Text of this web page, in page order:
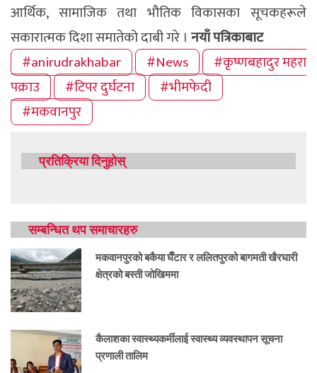
आर्थिक, सामाजिक तथा भौतिक विकासका सूचकहरूले
सकारात्मक दिशा समातेको दाबी गरे । नयाँ पत्रिकाबाट
#anirudrakhabar
#News
#कृष्णबहादुर महरा
पक्राउ
#टिपर दुर्घटना
#भीमफेदी
#मकवानपुर
प्रतिक्रिया दिनुहोस्
सम्बन्धित थप समाचारहरु
मकवानपुरको बकैया घैँटार र ललितपुरको बागमती खैरघारी
क्षेत्रको बस्ती जोखिममा
कैलाशका स्वास्थ्यकर्मीलाई स्वास्थ्य व्यवस्थापन सूचना
प्रणाली तालिम